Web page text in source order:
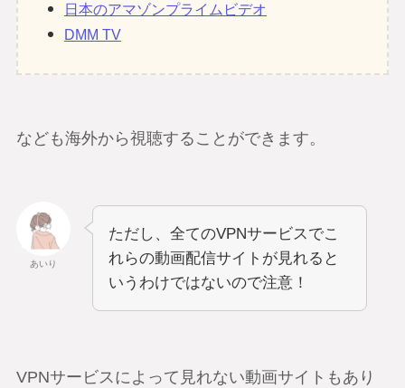
日本のアマゾンプライムビデオ
DMM TV
なども海外から視聴することができます。
あいり
ただし、全てのVPNサービスでこ
れらの動画配信サイトが見れると
いうわけではないので注意！
VPNサービスによって見れない動画サイトもあり